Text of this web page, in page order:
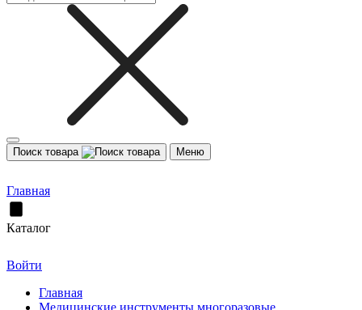
Поиск товара Меню
Главная
Каталог
Войти
Главная
Медицинские инструменты многоразовые